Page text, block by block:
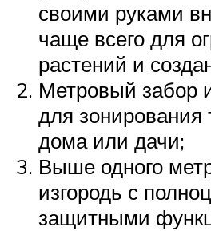
своими руками
чаще всего для
растений и
Метровый забор
для зонирования
дома или дачи;
Выше одного
изгородь с
защитными